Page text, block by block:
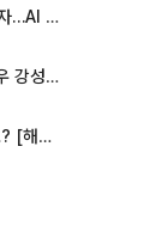
SK하이닉스, 용인·청주에 54조 투자…AI 메모리 생산기지 키운다
'2TV 생생정보' 오늘방송맛집- 배우 강성진 단골! 쌀국수ㆍ푸팟퐁 커리 맛집 '블○○○'
입추매직 '불발', 처서매직은 올까요? [해시태그]